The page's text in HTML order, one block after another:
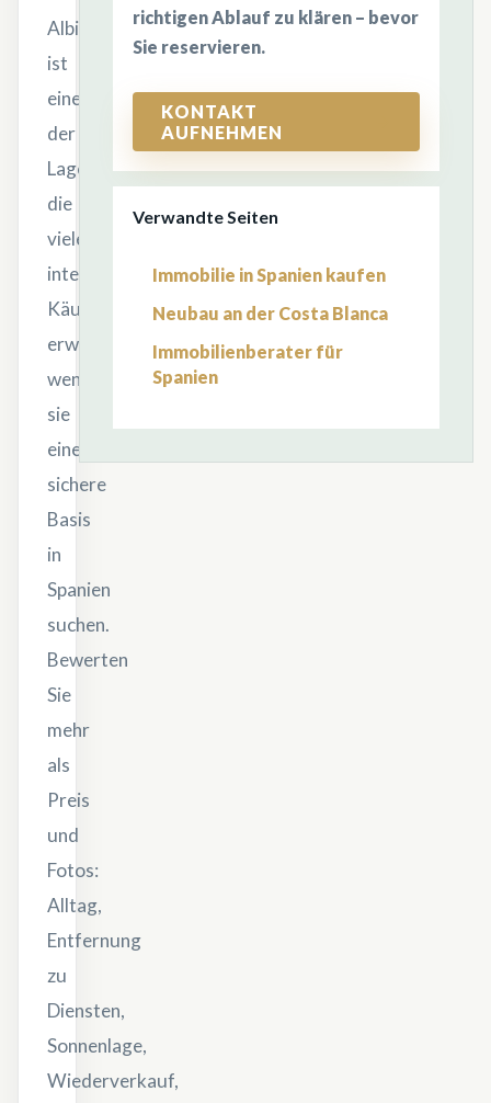
Albir
ist
eine
der
Lagen,
die
viele
internationale
Käufer
erwägen,
wenn
sie
eine
sichere
Basis
in
Spanien
suchen.
Bewerten
Sie
mehr
als
Preis
und
Fotos:
Alltag,
Entfernung
zu
Diensten,
Sonnenlage,
Wiederverkauf,
richtigen Ablauf zu klären – bevor
Sie reservieren.
KONTAKT
AUFNEHMEN
Verwandte Seiten
Immobilie in Spanien kaufen
Neubau an der Costa Blanca
Immobilienberater für
Spanien